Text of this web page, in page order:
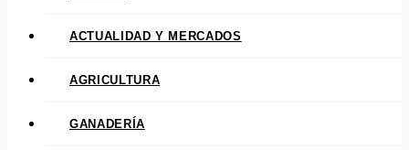
ACTUALIDAD Y MERCADOS
AGRICULTURA
GANADERÍA